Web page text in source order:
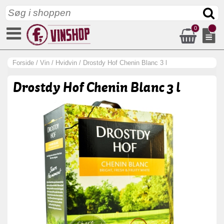
0
Forside / Vin / Hvidvin / Drostdy Hof Chenin Blanc 3 l
Drostdy Hof Chenin Blanc 3 l